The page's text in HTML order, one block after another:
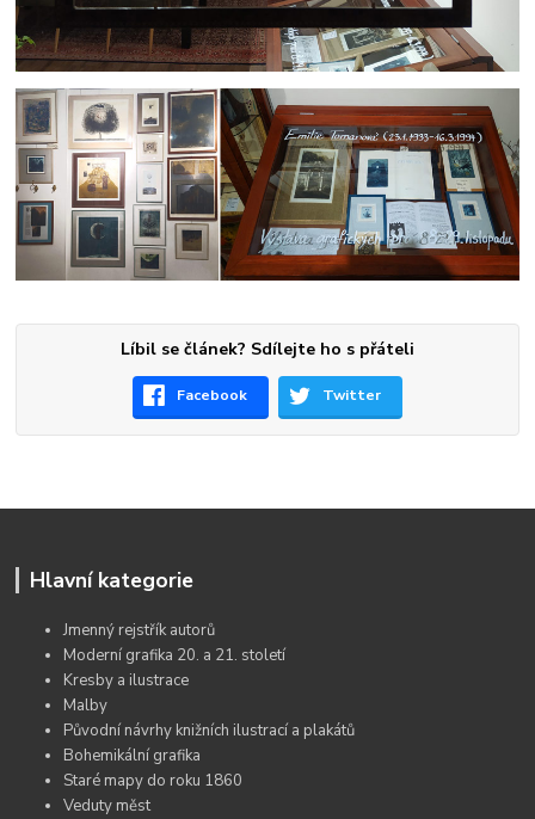
Líbil se článek? Sdílejte ho s přáteli
Facebook Twitter
Hlavní kategorie
Jmenný rejstřík autorů
Moderní grafika 20. a 21. století
Kresby a ilustrace
Malby
Původní návrhy knižních ilustrací a plakátů
Bohemikální grafika
Staré mapy do roku 1860
Veduty měst